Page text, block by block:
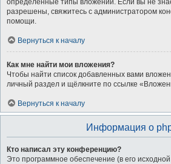
определённые типы вложений. Если вы не
разрешены, свяжитесь с администратором
помощи.
Вернуться к началу
Как мне найти мои вложения?
Чтобы найти список добавленных вами
личный раздел и щёлкните по ссылке
Вернуться к началу
Информация о
Кто написал эту конференцию?
Это программное обеспечение (в его